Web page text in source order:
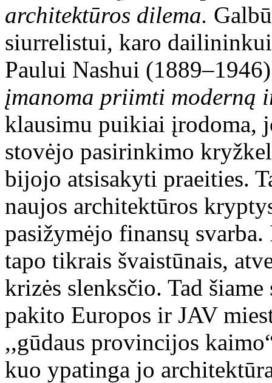
architektūros dilema.
siurrelistui, karo
Paului Nashui
įmanoma priimti
klausimu puikiai įrodoma,
stovėjo pasirinkimo
bijojo atsisakyti praeities.
naujos architektūros
pasižymėjo finansų
tapo tikrais švaistūnais,
krizės slenksčio. Tad
pakito Europos ir JAV
,,gūdaus provincijos
kuo ypatinga jo